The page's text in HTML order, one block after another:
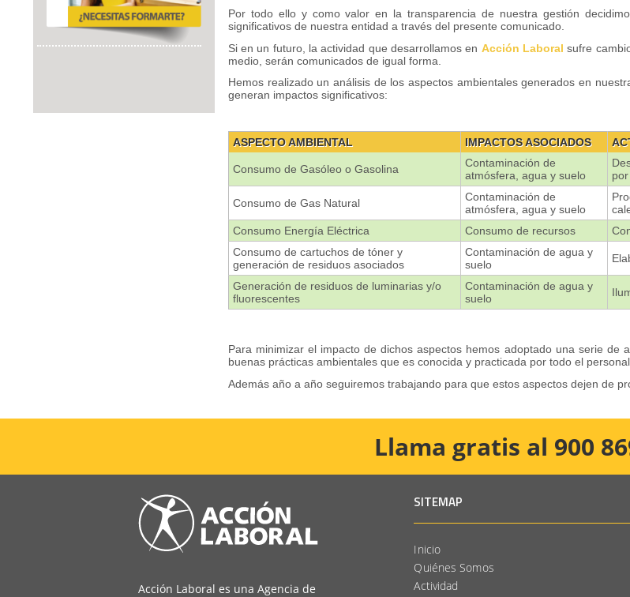
Por todo ello y como valor en la transparencia de nuestra gestión
significativos de nuestra entidad a través del presente comunicado.
Si en un futuro, la actividad que desarrollamos en Acción Laboral sufre
medio, serán comunicados de igual forma.
Hemos realizado un análisis de los aspectos ambientales generados en
generan impactos significativos:
ASPECTO AMBIENTAL IMPACTOS ASOCIADOS
Consumo de Gasóleo o Gasolina
Contaminación de
atmósfera, agua y suelo
Consumo de Gas Natural
Contaminación de
atmósfera, agua y suelo
Consumo Energía Eléctrica
Consumo de recursos
Consumo de cartuchos de tóner y
generación de residuos asociados
Contaminación de agua y
suelo
Generación de residuos de luminarias y/o
fluorescentes
Contaminación de agua y
suelo
Para minimizar el impacto de dichos aspectos hemos adoptado una serie de
buenas prácticas ambientales que es conocida y practicada por todo el
Además año a año seguiremos trabajando para que estos aspectos dejen de
Llama gratis al 900
Acción Laboral es una Agencia de
SITEMAP
Inicio
Quiénes Somos
Actividad